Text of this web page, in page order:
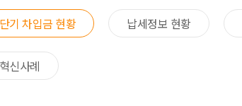
기 차입금 현황 납세정보 현황​
신사례